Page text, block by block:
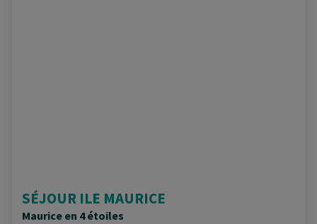
SÉJOUR ILE MAURICE
Maurice en 4 étoiles